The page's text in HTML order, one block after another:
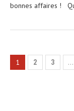
bonnes affaires !
1 2 3 …